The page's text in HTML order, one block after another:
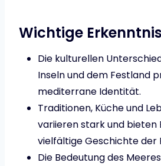
Wichtige
Die kulturellen
Inseln und dem Festland
mediterrane Identität.
Traditionen, Küche und
variieren stark und bieten
vielfältige Geschichte der
Die Bedeutung des